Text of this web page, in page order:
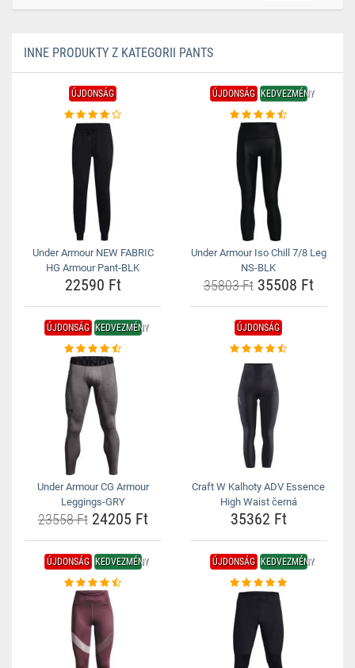
INNE PRODUKTY Z KATEGORII PANTS
ÚJDONSÁG
Under Armour NEW FABRIC
HG Armour Pant-BLK
22590 Ft
ÚJDONSÁG KEDVEZMÉNY
Under Armour Iso Chill 7/8 Leg
NS-BLK
35803 Ft35508 Ft
ÚJDONSÁG KEDVEZMÉNY
Under Armour CG Armour
Leggings-GRY
23558 Ft24205 Ft
ÚJDONSÁG
Craft W Kalhoty ADV Essence
High Waist černá
35362 Ft
ÚJDONSÁG KEDVEZMÉNY ÚJDONSÁG KEDVEZMÉNY